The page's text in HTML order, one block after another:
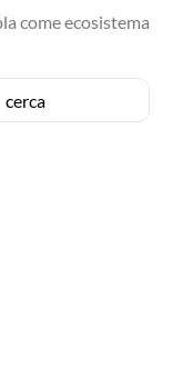
ecosistema di